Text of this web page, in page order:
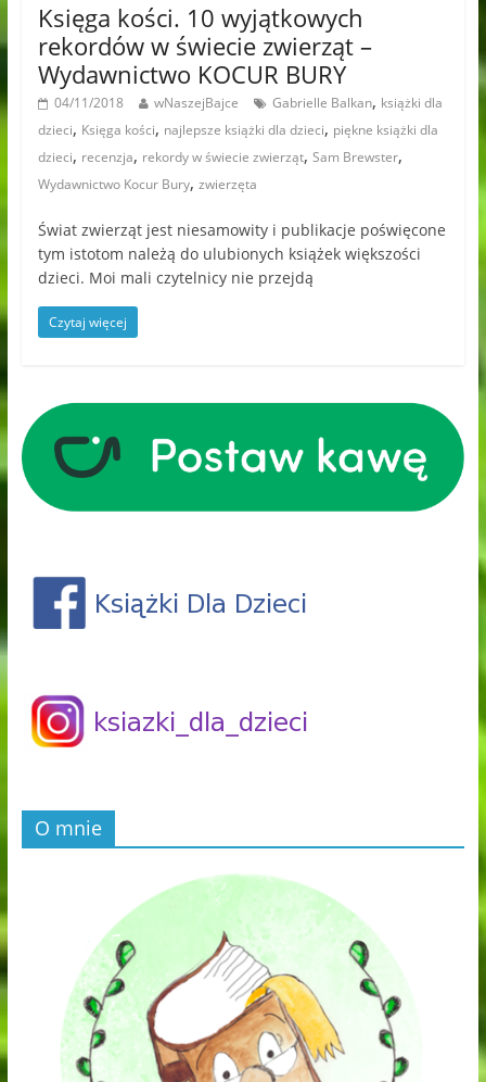
Księga kości. 10 wyjątkowych
rekordów w świecie zwierząt –
Wydawnictwo KOCUR BURY
04/11/2018 wNaszejBajce Gabrielle Balkan, książki dla
dzieci, Księga kości, najlepsze książki dla dzieci, piękne książki dla
dzieci, recenzja, rekordy w świecie zwierząt, Sam Brewster,
Wydawnictwo Kocur Bury, zwierzęta
Świat zwierząt jest niesamowity i publikacje poświęcone
tym istotom należą do ulubionych książek większości
dzieci. Moi mali czytelnicy nie przejdą
Czytaj więcej
O mnie